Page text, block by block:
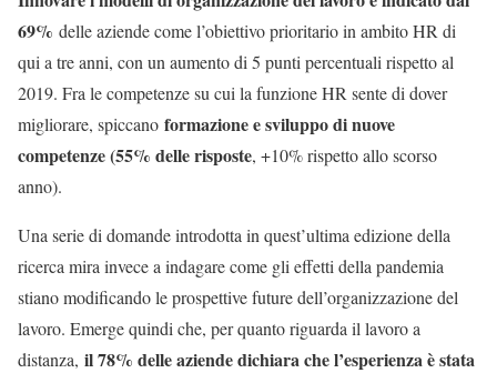
69% delle aziende come l’obiettivo prioritario in ambito HR di
qui a tre anni, con un aumento di 5 punti percentuali rispetto al
2019. Fra le competenze su cui la funzione HR sente di dover
migliorare, spiccano formazione e sviluppo di nuove
competenze (55% delle risposte, +10% rispetto allo scorso
anno).
Una serie di domande introdotta in quest’ultima edizione della
ricerca mira invece a indagare come gli effetti della pandemia
stiano modificando le prospettive future dell’organizzazione del
lavoro. Emerge quindi che, per quanto riguarda il lavoro a
distanza, il 78% delle aziende dichiara che l’esperienza è stata